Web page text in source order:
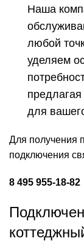
Наша
любой
уделяем
для
Для получения
подключения
8 495 955-18-82